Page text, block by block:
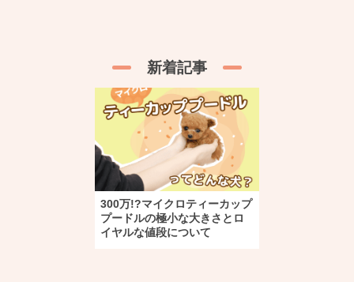
新着記事
300万!?マイクロティーカップ
プードルの極小な大きさとロ
イヤルな値段について